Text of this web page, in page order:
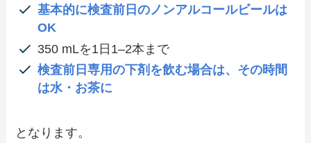
基本的に検査前日のノンアルコールビールは
OK
350 mLを1日1–2本まで
検査前日専用の下剤を飲む場合は、その時間
は水・お茶に
となります。